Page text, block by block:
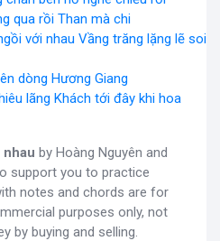
qua rồi Than mà chi
với nhau Vầng trăng lặng lẽ soi
dòng Hương Giang
lãng Khách tới đây khi hoa
nhau by Hoàng Nguyên and
support you to practice
notes and chords are for
purposes only, not
by buying and selling.